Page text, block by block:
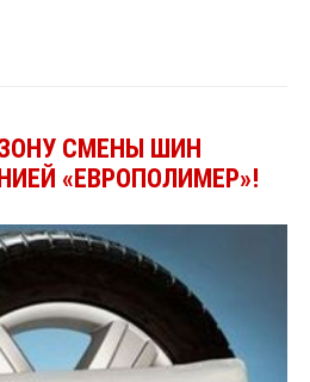
СМЕНЫ ШИН
«ЕВРОПОЛИМЕР»!